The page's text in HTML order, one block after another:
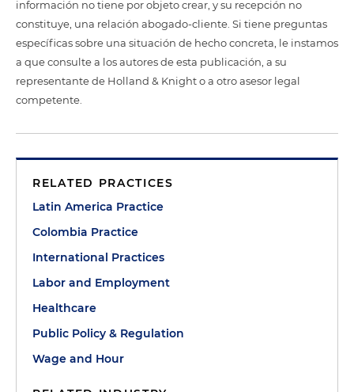
información no tiene por objeto crear, y su recepción no
constituye, una relación abogado-cliente. Si tiene preguntas
específicas sobre una situación de hecho concreta, le instamos
a que consulte a los autores de esta publicación, a su
representante de Holland & Knight o a otro asesor legal
competente.
RELATED PRACTICES
Latin America Practice
Colombia Practice
International Practices
Labor and Employment
Healthcare
Public Policy & Regulation
Wage and Hour